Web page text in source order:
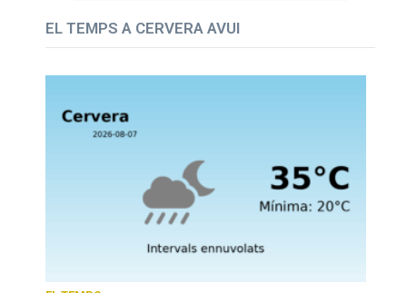
EL TEMPS A CERVERA AVUI